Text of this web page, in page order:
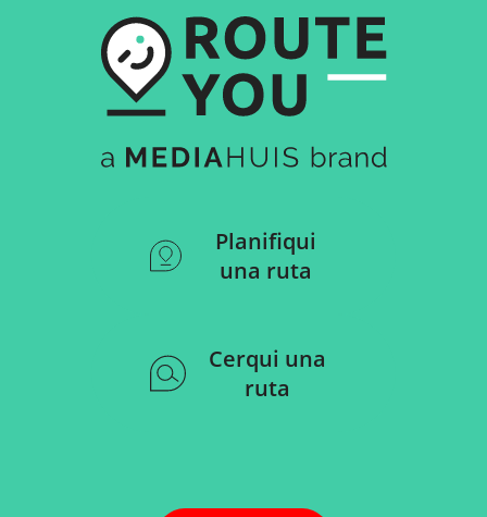
Planifiqui
una ruta
Cerqui una
ruta